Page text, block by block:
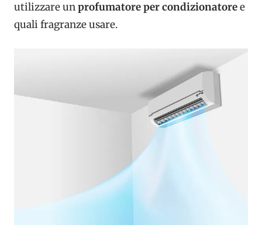
utilizzare unprofumatore per condizionatoree
quali fragranze usare.